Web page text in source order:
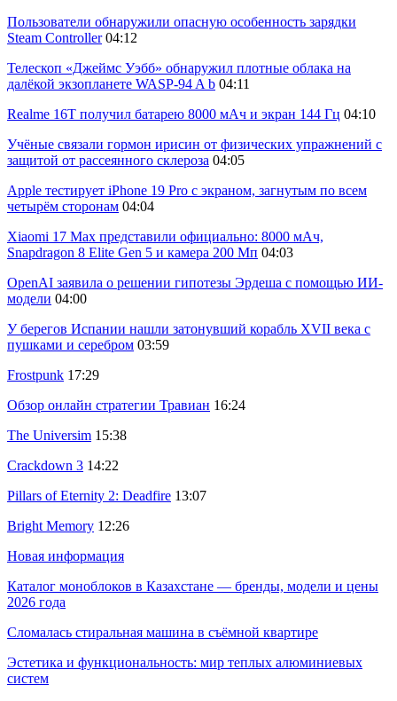
Пользователи обнаружили опасную особенность зарядки
Steam Controller 04:12
Телескоп «Джеймс Уэбб» обнаружил плотные облака на
далёкой экзопланете WASP-94 A b 04:11
Realme 16T получил батарею 8000 мАч и экран 144 Гц 04:10
Учёные связали гормон ирисин от физических упражнений с
защитой от рассеянного склероза 04:05
Apple тестирует iPhone 19 Pro с экраном, загнутым по всем
четырём сторонам 04:04
Xiaomi 17 Max представили официально: 8000 мАч,
Snapdragon 8 Elite Gen 5 и камера 200 Мп 04:03
OpenAI заявила о решении гипотезы Эрдеша с помощью ИИ-
модели 04:00
У берегов Испании нашли затонувший корабль XVII века с
пушками и серебром 03:59
Frostpunk 17:29
Обзор онлайн стратегии Травиан 16:24
The Universim 15:38
Crackdown 3 14:22
Pillars of Eternity 2: Deadfire 13:07
Bright Memory 12:26
Новая информация
Каталог моноблоков в Казахстане — бренды, модели и цены
2026 года
Сломалась стиральная машина в съёмной квартире
Эстетика и функциональность: мир теплых алюминиевых
систем